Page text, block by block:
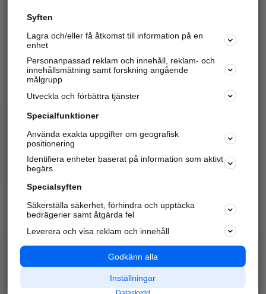
Hitta.se - Gratis nummerupplysning.
Sök företag, personer och platser.
Hitta telefonnummer, adresser, företagsinfo mm.
Marknadsför företaget
Kom igång och annonsera mot
samarbetspartners nära dig.
Alla kategorier
Populära sökningar
API & Kartor
Annonsera
Integritet
Nödnummer
Syften
Lagra och/eller få åtkomst till information på en
enhet
Personanpassad reklam och innehåll, reklam- och
innehållsmätning samt forskning angående
målgrupp
Utveckla och förbättra tjänster
Specialfunktioner
Använda exakta uppgifter om geografisk
positionering
Identifiera enheter baserat på information som aktivt
begärs
Specialsyften
Säkerställa säkerhet, förhindra och upptäcka
bedrägerier samt åtgärda fel
Leverera och visa reklam och innehåll
Godkänn alla
Inställningar
Dataskydd